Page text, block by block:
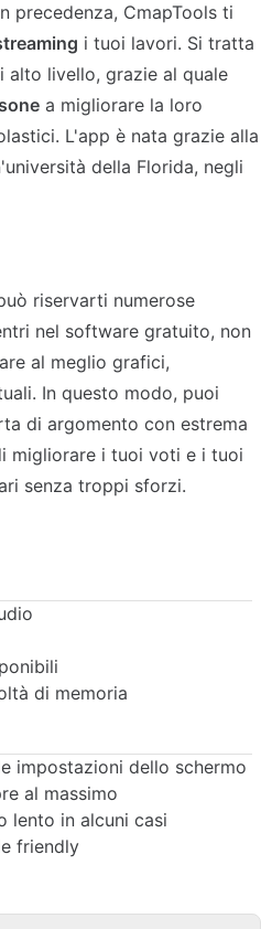
precedenza, CmapTools ti
i tuoi lavori. Si tratta
alto livello, grazie al quale
a migliorare la loro
L'app è nata grazie alla
della Florida, negli
riservarti numerose
nel software gratuito, non
al meglio grafici,
In questo modo, puoi
di argomento con estrema
migliorare i tuoi voti e i tuoi
senza troppi sforzi.
di memoria
impostazioni dello schermo
al massimo
lento in alcuni casi
friendly